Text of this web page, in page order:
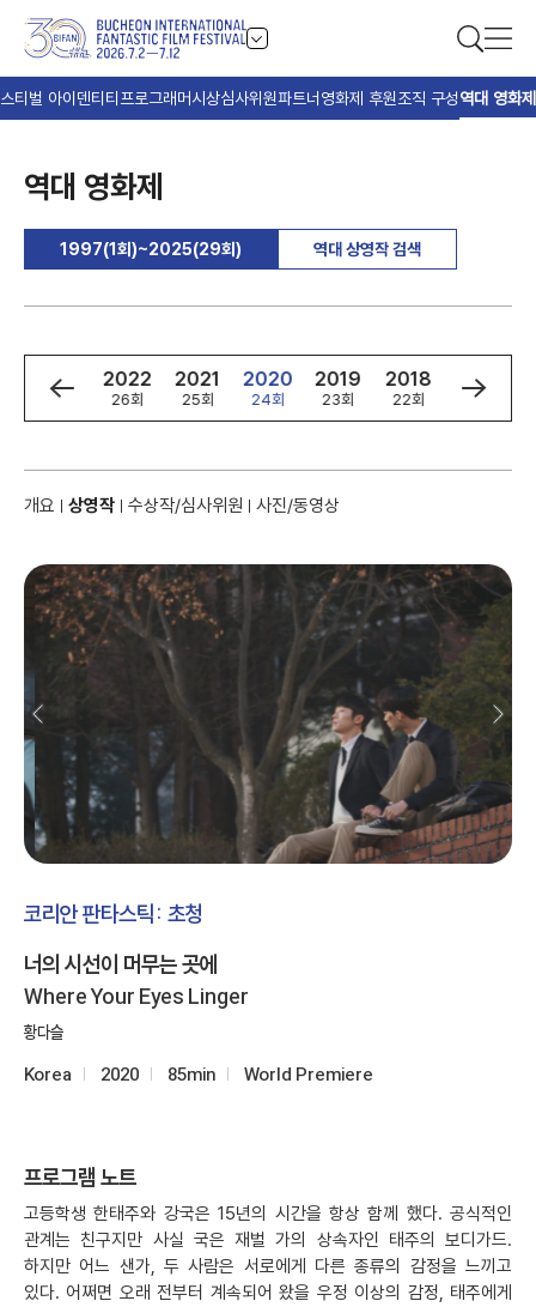
티벌 아이덴티티 프로그래머시상심사위원파트너 영화제 후원조직 구성역대 영화제
역대 영화제
1997(1회)~2025(29회) 역대 상영작 검색
2023
27회
2022
26회
2021
25회
2020
24회
2019
23회
2018
22회
2017
21회
개요 상영작 수상작/심사위원 사진/동영상
코리안 판타스틱: 초청
너의 시선이 머무는 곳에
Where Your Eyes Linger
황다슬
Korea 2020 85min World Premiere
프로그램 노트
고등학생 한태주와 강국은 15년의 시간을 항상 함께 했다. 공식적인
관계는 친구지만 사실 국은 재벌 가의 상속자인 태주의 보디가드.
하지만 어느 샌가, 두 사람은 서로에게 다른 종류의 감정을 느끼고
있다. 어쩌면 오래 전부터 계속되어 왔을 우정 이상의 감정, 태주에게